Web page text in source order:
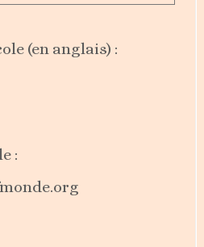
(en anglais) :
: